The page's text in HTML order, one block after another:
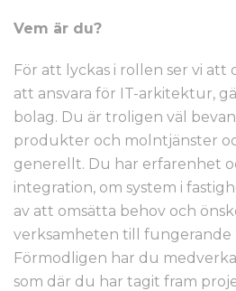
Vem är du?
För att lyckas i rollen ser vi
att ansvara för IT-arkitektur,
bolag. Du är troligen väl
produkter och molntjänster
generellt. Du har erfarenhet
integration, om system i
av att omsätta behov och
verksamheten till fungerande
Förmodligen har du
som där du har tagit fram